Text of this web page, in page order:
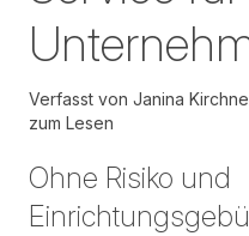
Verfasst von Janina
zum Lesen
Ohne Risiko und